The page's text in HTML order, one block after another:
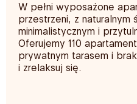
W pełni wyposażone
przestrzeni, z naturalnym
minimalistycznym i
Oferujemy 110
prywatnym tarasem i
i zrelaksuj się.